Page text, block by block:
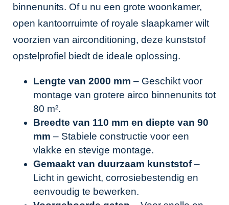
binnenunits. Of u nu een grote woonkamer,
open kantoorruimte of royale slaapkamer wilt
voorzien van airconditioning, deze kunststof
opstelprofiel biedt de ideale oplossing.
Lengte van 2000 mm – Geschikt voor
montage van grotere airco binnenunits tot
80 m².
Breedte van 110 mm en diepte van 90
mm – Stabiele constructie voor een
vlakke en stevige montage.
Gemaakt van duurzaam kunststof–
Licht in gewicht, corrosiebestendig en
eenvoudig te bewerken.